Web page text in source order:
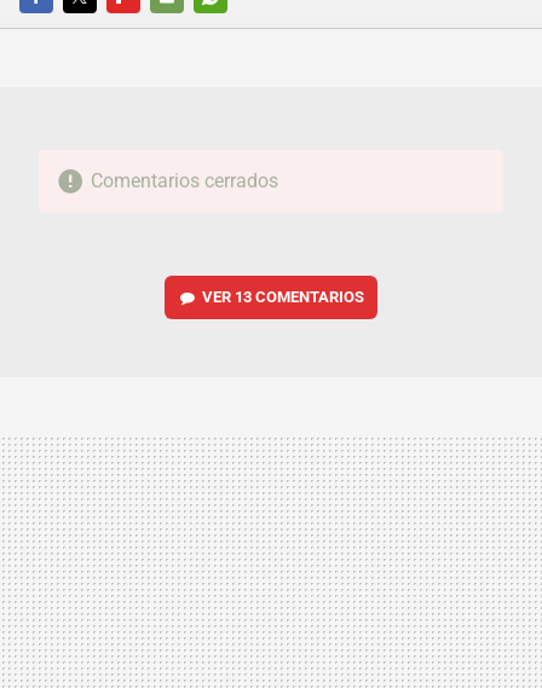
FACEBOOKTWITTERFLIPBOARD
E-
WHATSAPP
Comentarios cerrados
VER 13 COMENTARIOS